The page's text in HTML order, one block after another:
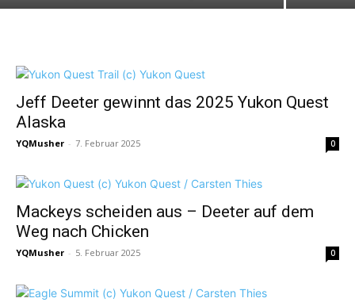
Jeff Deeter gewinnt das 2025 Yukon Quest
Alaska
YQMusher - 7. Februar 2025 0
Mackeys scheiden aus – Deeter auf dem
Weg nach Chicken
YQMusher - 5. Februar 2025 0